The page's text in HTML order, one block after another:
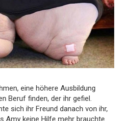
eine höhere Ausbildung
Beruf finden, der ihr gefiel.
sich ihr Freund danach von ihr,
Amy keine Hilfe mehr brauchte.